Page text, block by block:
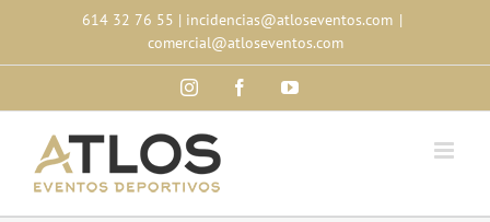
content
614 32 76 55 | incidencias@atloseventos.com |
comercial@atloseventos.com
InstagramFacebookYouTube